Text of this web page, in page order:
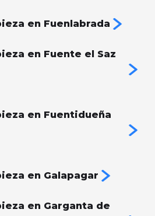
en Fuenlabrada
en Fuente el Saz
en Fuentidueña
en Galapagar
en Garganta de